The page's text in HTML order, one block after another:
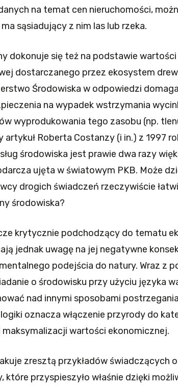
na temat cen nieruchomości,
sąsiadujący z nim las lub rzeka.
dokonuje się też na podstawie
dostarczanego przez ekosystem
Środowiska w odpowiedzi
na wypadek wstrzymania
wyprodukowania tego zasobu (np.
artykuł Roberta Costanzy (i in.) z 1997
środowiska jest prawie dwa razy
ujęta w światowym PKB. Może
drogich świadczeń rzeczywiście
środowiska?
krytycznie podchodzący do tematu
jednak uwagę na jej negatywne
podejścia do natury. Wraz z
o środowisku przy użyciu języka
nad innymi sposobami
oznacza włączenie przyrody do
maksymalizacji wartości ekonomicznej.
zresztą przykładów świadczących
które przyspieszyło właśnie dzięki